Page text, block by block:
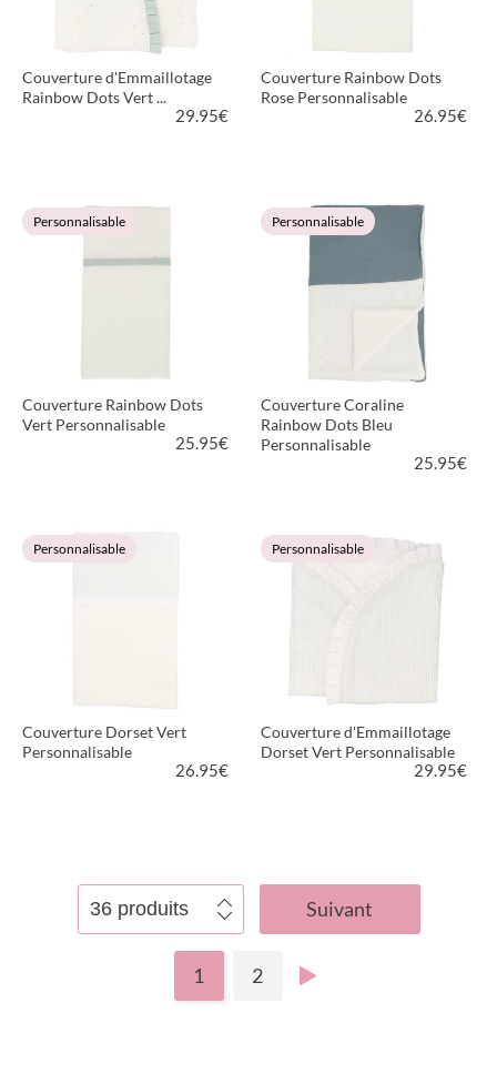
Couverture d'Emmaillotage
Rainbow Dots Vert ...
29.95€
VOIR LE PRODUIT
Couverture Rainbow Dots
Rose Personnalisable
26.95€
VOIR LE PRODUIT
Personnalisable
Couverture Rainbow Dots
Vert Personnalisable
25.95€
VOIR LE PRODUIT
Personnalisable
Couverture Coraline
Rainbow Dots Bleu
Personnalisable
25.95€
VOIR LE PRODUIT
Personnalisable
Couverture Dorset Vert
Personnalisable
26.95€
Personnalisable
Couverture d'Emmaillotage
Dorset Vert Personnalisable
29.95€
Suivant
1 2